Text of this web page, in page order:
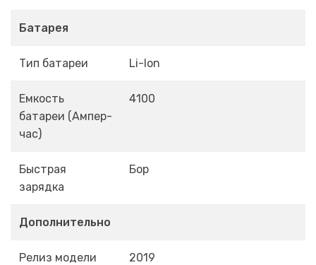
Батарея
Тип батареи Li-Ion
Емкость
батареи (Ампер-
час)
4100
Быстрая
зарядка
Бор
Дополнительно
Релиз модели 2019